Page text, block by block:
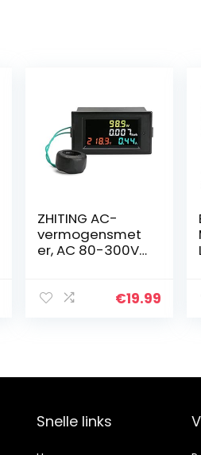
ZHITING AC-
vermogensmet
er, AC 80-300V
m LCD-
met…
€19.99
Snelle links